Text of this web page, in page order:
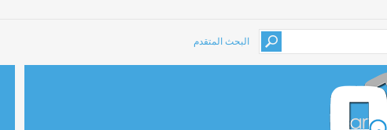
البحث المتقدم